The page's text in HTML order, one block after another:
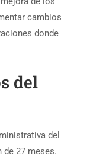
cambios
donde
del
del
de 27 meses.